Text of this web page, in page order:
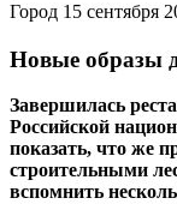
Город 15 сентября
Новые образы
Завершилась
Российской
показать, что же
строительными
вспомнить